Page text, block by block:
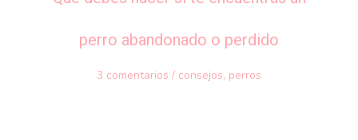
perro abandonado o perdido
3 comentarios / consejos, perros